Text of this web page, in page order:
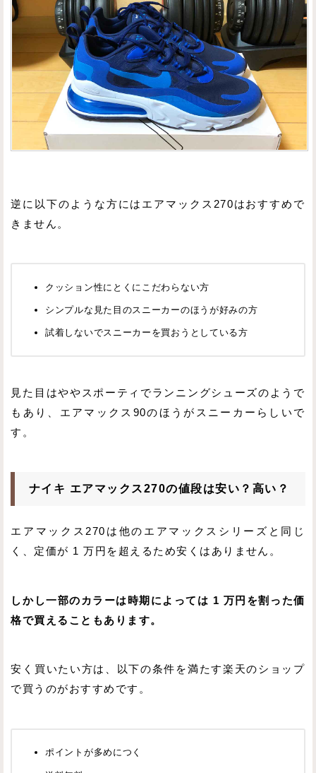
逆に以下のような方にはエアマックス270はおすすめで
きません。
クッション性にとくにこだわらない方
シンプルな見た目のスニーカーのほうが好みの方
試着しないでスニーカーを買おうとしている方
見た目はややスポーティでランニングシューズのようで
もあり、エアマックス90のほうがスニーカーらしいで
す。
ナイキ エアマックス270の値段は安い？高い？
エアマックス270は他のエアマックスシリーズと同じ
く、定価が 1 万円を超えるため安くはありません。
しかし一部のカラーは時期によっては 1 万円を割った価
格で買えることもあります。
安く買いたい方は、以下の条件を満たす楽天のショップ
で買うのがおすすめです。
ポイントが多めにつく